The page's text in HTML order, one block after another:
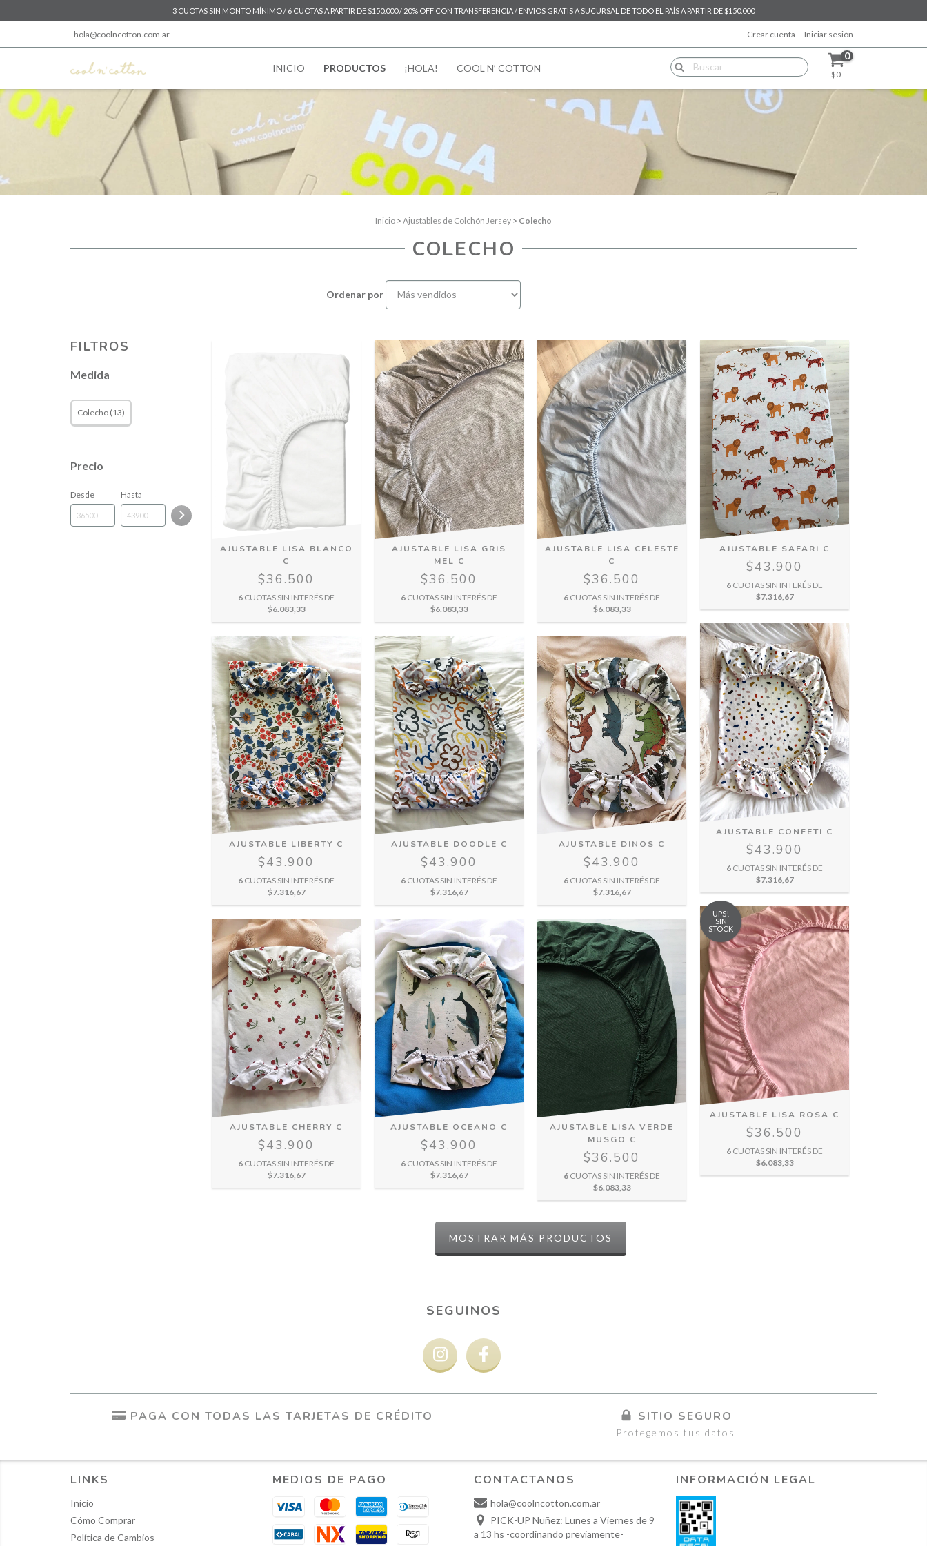
3 CUOTAS SIN MONTO MÍNIMO / 6 CUOTAS A PARTIR DE $150.000 / 20% OFF CON TRANSFERENCIA / ENVIOS GRATIS A SUCURSAL DE TODO EL PAÍS A PARTIR DE $150.000
hola@coolncotton.com.ar Crear cuenta Iniciar sesión
INICIO PRODUCTOS ¡HOLA! COOL N’ COTTON
0
$0
Inicio > Ajustables de Colchón Jersey > Colecho
COLECHO
Ordenar por
FILTROS
Medida
Colecho (13)
Precio
Desde Hasta
AJUSTABLE LISA BLANCO
C
$36.500
6 CUOTAS SIN INTERÉS DE
$6.083,33
AJUSTABLE LISA GRIS
MEL C
$36.500
6 CUOTAS SIN INTERÉS DE
$6.083,33
AJUSTABLE LISA CELESTE
C
$36.500
6 CUOTAS SIN INTERÉS DE
$6.083,33
AJUSTABLE SAFARI C
$43.900
6 CUOTAS SIN INTERÉS DE
$7.316,67
AJUSTABLE LIBERTY C
$43.900
6 CUOTAS SIN INTERÉS DE
$7.316,67
AJUSTABLE DOODLE C
$43.900
6 CUOTAS SIN INTERÉS DE
$7.316,67
AJUSTABLE DINOS C
$43.900
6 CUOTAS SIN INTERÉS DE
$7.316,67
AJUSTABLE CONFETI C
$43.900
6 CUOTAS SIN INTERÉS DE
$7.316,67
AJUSTABLE CHERRY C
$43.900
6 CUOTAS SIN INTERÉS DE
$7.316,67
AJUSTABLE OCEANO C
$43.900
6 CUOTAS SIN INTERÉS DE
$7.316,67
AJUSTABLE LISA VERDE
MUSGO C
$36.500
6 CUOTAS SIN INTERÉS DE
$6.083,33
UPS!
SIN
STOCK
AJUSTABLE LISA ROSA C
$36.500
6 CUOTAS SIN INTERÉS DE
$6.083,33
MOSTRAR MÁS PRODUCTOS
SEGUINOS
PAGA CON TODAS LAS TARJETAS DE CRÉDITO SITIO SEGURO
Protegemos tus datos
LINKS
Inicio
Cómo Comprar
Política de Cambios
MEDIOS DE PAGO CONTACTANOS
hola@coolncotton.com.ar
PICK-UP Nuñez: Lunes a Viernes de 9
a 13 hs -coordinando previamente-
INFORMACIÓN LEGAL